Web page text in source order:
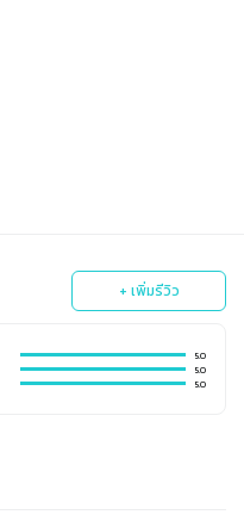
+ เพิ่มรีวิว
5.0
5.0
5.0